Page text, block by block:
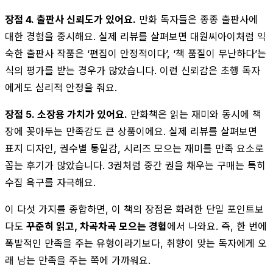
장점 4. 출판사 신뢰도가 있어요. 만화 독자들은 종종 출판사에
대한 경험을 중시해요. 실제 리뷰를 살펴보면 대원씨아이처럼 익
숙한 출판사 작품은 ‘편집이 안정적이다’, ‘책 품질이 무난하다’는
식의 평가를 받는 경우가 많았습니다. 이런 신뢰감은 초행 독자
에게도 심리적 안정을 줘요.
장점 5. 소장용 가치가 있어요. 만화책은 읽는 재미와 동시에 책
장에 꽂아두는 만족감도 큰 상품이에요. 실제 리뷰를 살펴보면
표지 디자인, 권수별 통일감, 시리즈 모으는 재미를 만족 요소로
꼽는 후기가 많았습니다. 3권처럼 중간 권을 채우는 구매는 특히
수집 욕구를 자극해요.
이 다섯 가지를 종합하면, 이 책의 장점은 화려한 단일 포인트보
다도 꾸준히 읽고, 차곡차곡 모으는 경험에서 나와요. 즉, 한 번에
폭발적인 만족을 주는 유형이라기보다, 취향이 맞는 독자에게 오
래 남는 만족을 주는 쪽에 가까워요.